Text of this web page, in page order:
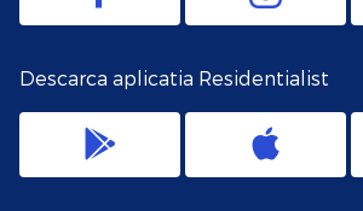
Descarca aplicatia Residentialist